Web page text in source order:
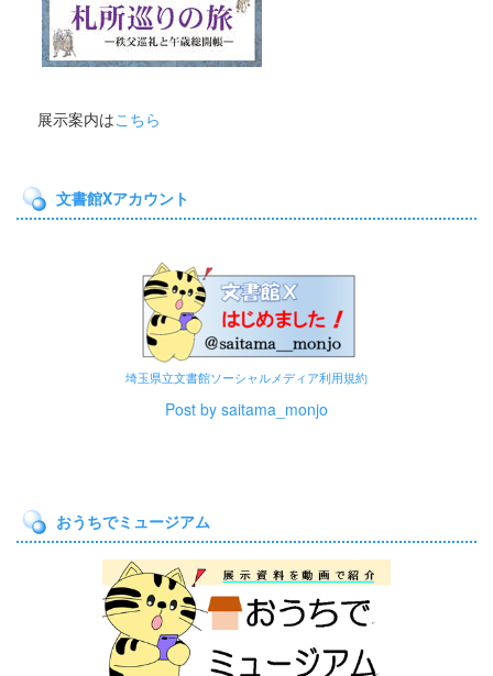
展示案内はこちら
文書館Xアカウント
埼玉県立文書館ソーシャルメディア利用規約
Post by saitama_monjo
おうちでミュージアム